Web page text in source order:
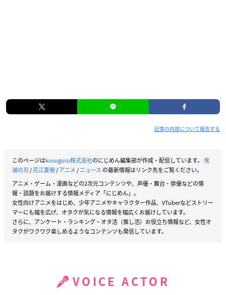
記事の内容について報告する
このページはkusuguru株式会社のにじめん編集部が作成・配信しています。 鬼
滅の刃/花江夏樹/アニメ/ニュース の最新情報はリンク先をご覧ください。
アニメ・ゲーム・漫画などの2次元コンテンツや、声優・舞台・俳優などの情
報・話題をお届けする情報メディア「にじめん」。
女性向けアニメをはじめ、少年アニメやキャラクター作品、VTuberなどストリー
マーにも幅を広げ、オタクが気になる情報を幅広くお届けしています。
さらに、アンケート・ランキング・オタ活（推し活）お役立ち情報など、女性オ
タクがワクワク楽しめるようなコンテンツも発信しています。
VOICE ACTOR